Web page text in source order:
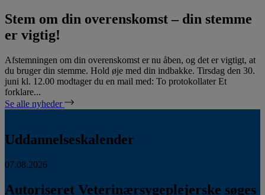
Stem om din overenskomst – din stemme
er vigtig!
Afstemningen om din overenskomst er nu åben, og det er vigtigt, at
du bruger din stemme. Hold øje med din indbakke. Tirsdag den 30.
juni kl. 12.00 modtager du en mail med: To protokollater Et
forklare...
Se alle nyheder
Uddannelseskalender
07.08.2026
Autoriseret Veterinærsygeplejerske søges